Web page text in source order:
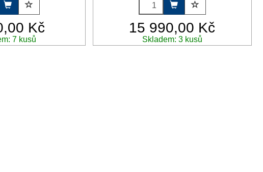
Kč
7 kusů
15 990,00 Kč
Skladem: 3 kusů